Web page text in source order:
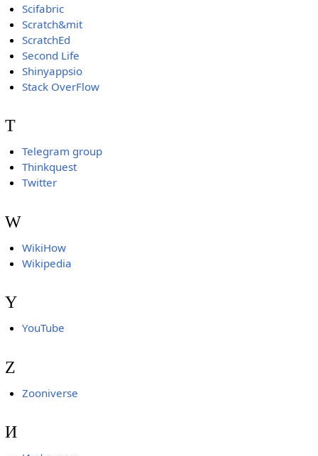
Scifabric
Scratch&mit
ScratchEd
Second Life
Shinyappsio
Stack OverFlow
T
Telegram group
Thinkquest
Twitter
W
WikiHow
Wikipedia
Y
YouTube
Z
Zooniverse
И